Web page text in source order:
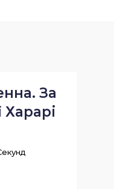
За